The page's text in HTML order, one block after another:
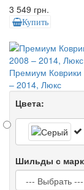
3 549 грн.
Купить
Премиум Коврики
– 2014, Люкс
Цвета:
Шильды с